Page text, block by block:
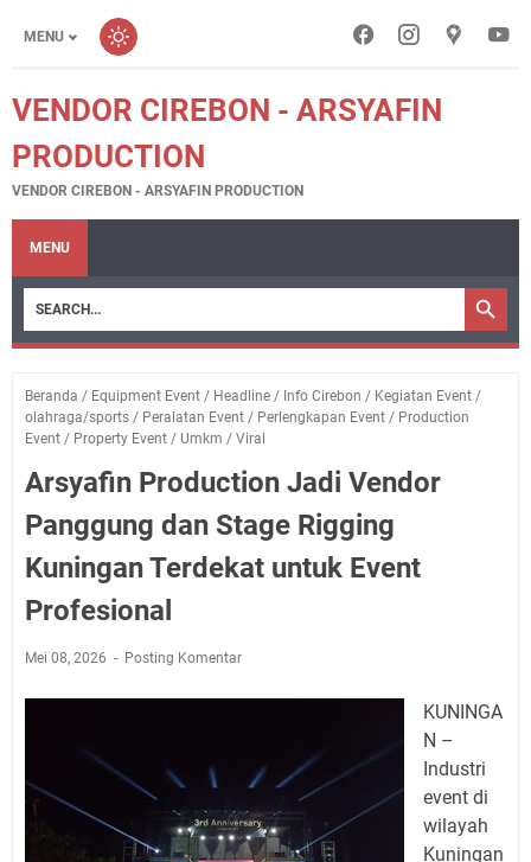
MENU
VENDOR CIREBON - ARSYAFIN
PRODUCTION
VENDOR CIREBON - ARSYAFIN PRODUCTION
MENU
Beranda / Equipment Event / Headline / Info Cirebon / Kegiatan Event /
olahraga/sports / Peralatan Event / Perlengkapan Event / Production
Event / Property Event / Umkm / Viral
Arsyafin Production Jadi Vendor
Panggung dan Stage Rigging
Kuningan Terdekat untuk Event
Profesional
Mei 08, 2026 Posting Komentar
KUNINGA
N –
Industri
event di
wilayah
Kuningan